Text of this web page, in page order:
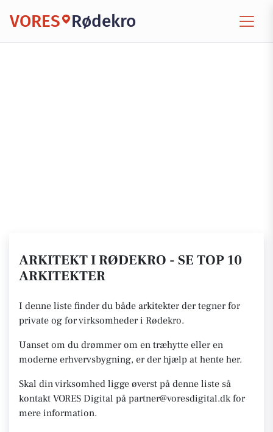
VORES Rødekro
ARKITEKT I RØDEKRO - SE TOP 10
ARKITEKTER
I denne liste finder du både arkitekter der tegner for
private og for virksomheder i Rødekro.
Uanset om du drømmer om en træhytte eller en
moderne erhvervsbygning, er der hjælp at hente her.
Skal din virksomhed ligge øverst på denne liste så
kontakt VORES Digital på partner@voresdigital.dk for
mere information.